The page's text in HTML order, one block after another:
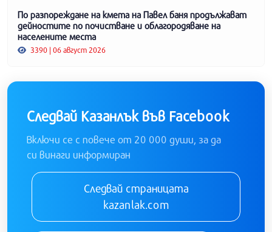
По разпореждане на кмета на Павел баня продължават
дейностите по почистване и облагородяване на
населените места
3390 | 06 август 2026
Следвай Казанлък във Facebook
Включи се с повече от 20 000 души, за да
си винаги информиран
Следвай страницата
kazanlak.com